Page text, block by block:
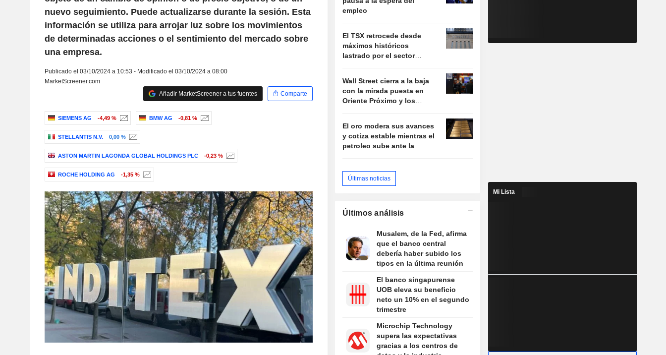
nuevo seguimiento. Puede actualizarse durante la sesión. Esta
información se utiliza para arrojar luz sobre los movimientos
de determinadas acciones o el sentimiento del mercado sobre
una empresa.
Publicado el 03/10/2024 a 10:53 - Modificado el 03/10/2024 a 08:00
MarketScreener.com
Añadir MarketScreener a tus fuentes
Comparte
SIEMENS AG -4,49 % BMW AG -0,81 %
STELLANTIS N.V. 0,00 %
ASTON MARTIN LAGONDA GLOBAL HOLDINGS PLC -0,23 %
ROCHE HOLDING AG -1,35 %
empleo
El TSX retrocede desde
máximos históricos
lastrado por el sector
Wall Street cierra a la baja
con la mirada puesta en
Oriente Próximo y los
El oro modera sus avances
y cotiza estable mientras el
petroleo sube ante la
Ormuz
Últimas noticias
Últimos análisis
Musalem, de la Fed, afirma
que el banco central
debería haber subido los
tipos en la última reunión
El banco singapurense
UOB eleva su beneficio
neto un 10% en el segundo
trimestre
Microchip Technology
supera las expectativas
gracias a los centros de
Mi Lista